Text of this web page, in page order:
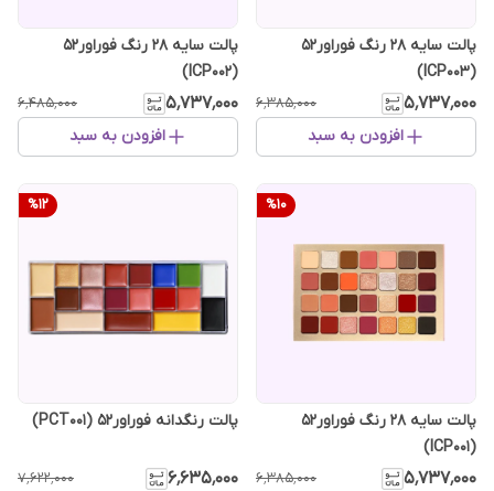
پالت سایه 28 رنگ فوراور52
(ICP003)
۵٬۷۳۷٬۰۰۰ ۶٬۳۸۵٬۰۰۰
افزودن به سبد
پالت سایه 28 رنگ فوراور52
(ICP002)
۵٬۷۳۷٬۰۰۰ ۶٬۴۸۵٬۰۰۰
افزودن به سبد
%10
پالت سایه 28 رنگ فوراور52
(ICP001)
۵٬۷۳۷٬۰۰۰ ۶٬۳۸۵٬۰۰۰
%12
پالت رنگدانه فوراور52 (PCT001)
۶٬۶۳۵٬۰۰۰ ۷٬۶۲۲٬۰۰۰